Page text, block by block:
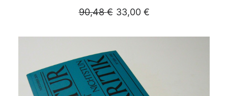
90,48€ 33,00 €